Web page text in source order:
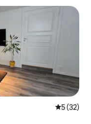
Průměrné
5 (32)